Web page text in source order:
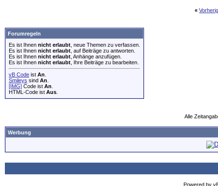
«
Forumregeln
Es ist Ihnen nicht erlaubt , neue Themen zu verfassen.
Es ist Ihnen nicht erlaubt , auf Beiträge zu antworten.
Es ist Ihnen nicht erlaubt , Anhänge anzufügen.
Es ist Ihnen nicht erlaubt , Ihre Beiträge zu bearbeiten.
vB Code ist An
Smileys sind An
[IMG] Code ist An
HTML-Code ist Aus
Alle
Werbung
Powered by